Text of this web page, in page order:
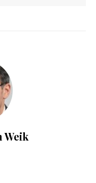
Weik